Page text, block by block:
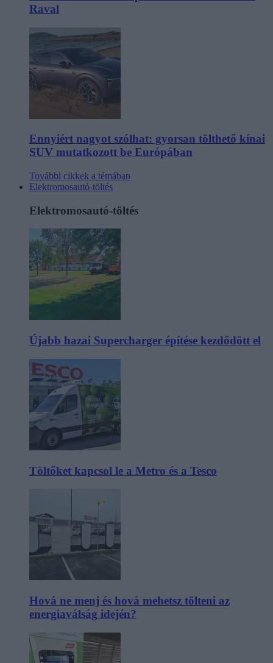
Raval
Ennyiért nagyot szólhat: gyorsan tölthető kínai
SUV mutatkozott be Európában
További cikkek a témában
Elektromosautó-töltés
Elektromosautó-töltés
Újabb hazai Supercharger építése kezdődött el
Töltőket kapcsol le a Metro és a Tesco
Hová ne menj és hová mehetsz tölteni az
energiaválság idején?